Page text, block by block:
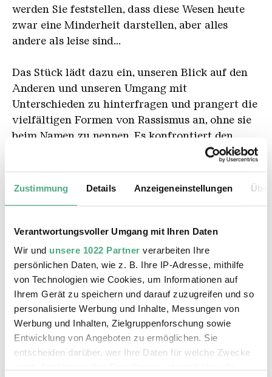
Zustimmung Details Anzeigeneinstellungen
Verantwortungsvoller Umgang mit Ihren Daten
Wir und unsere 1022 Partner verarbeiten Ihre
persönlichen Daten, wie z. B. Ihre IP-Adresse, mithilfe
von Technologien wie Cookies, um Informationen auf
Ihrem Gerät zu speichern und darauf zuzugreifen und so
personalisierte Werbung und Inhalte, Messungen von
Werbung und Inhalten, Zielgruppenforschung sowie
Entwicklung von Angeboten zu ermöglichen. Sie
entscheiden darüber, wer Ihre Daten für welche Zwecke
werden Sie feststellen, dass diese Wesen heute
zwar eine Minderheit darstellen, aber alles
andere als leise sind...
Das Stück lädt dazu ein, unseren Blick auf den
Anderen und unseren Umgang mit
Unterschieden zu hinterfragen und prangert die
vielfältigen Formen von Rassismus an, ohne sie
beim Namen zu nennen Es konfrontiert den
der Passanten mit dem Diskurs
verkörpert durch die Wächter
mitden Meinungender anderen Zuschauer.
Debatten und Reaktionensind ebenso Teil der
Performancewie die schauspielerische Leistung.